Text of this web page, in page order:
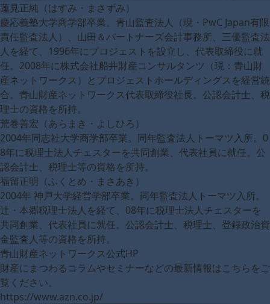
蓮見正純（はすみ・まさずみ）
慶応義塾大学商学部卒業。青山監査法人（現・PwC Japan有限
責任監査法人）、山田＆パートナーズ会計事務所、三優監査法
人を経て、1996年にプロジェストを設立し、代表取締役に就
任。2008年に株式会社船井財産コンサルタンツ（現：青山財
産ネットワークス）とプロジェストホールディングスを経営統
合。青山財産ネットワークス代表取締役社長。公認会計士、税
理士の資格を所持。
荒巻善宏（あらまき・よしひろ）
2004年同志社大学商学部卒業。同年監査法人トーマツ入所。0
8年に税理士法人チェスターを共同創業、代表社員に就任。公
認会計士、税理士等の資格を所持。
福留正明（ふくとめ・まさあき）
2004年 神戸大学経営学部卒業。同年監査法人トーマツ入所。
辻・本郷税理士法人を経て、08年に税理士法人チェスターを
共同創業、代表社員に就任。公認会計士、税理士、登録政治資
金監査人等の資格を所持。
青山財産ネットワークス公式HP
財産にまつわるコラムやセミナーなどの最新情報はこちらをご
覧ください。
https://www.azn.co.jp/